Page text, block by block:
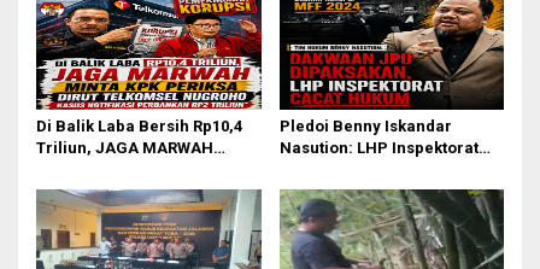
Di Balik Laba Bersih Rp10,4
Triliun, JAGA MARWAH
Telkomsel Nugroho Terkait
Dugaan Kasus Notifikasi
Perbankan
Pledoi Benny Iskandar
Nasution: LHP Inspektorat
Nihil Temuan